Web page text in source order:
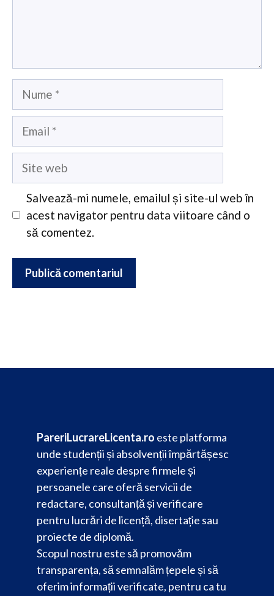
web
Salvează-mi numele, emailul și site-ul web în
acest navigator pentru data viitoare când o
să comentez.
PareriLucrareLicenta.ro este platforma
unde studenții și absolvenții împărtășesc
experiențe reale despre firmele și
persoanele care oferă servicii de
redactare, consultanță și verificare
pentru lucrări de licență, disertație sau
proiecte de diplomă.
Scopul nostru este să promovăm
transparența, să semnalăm țepele și să
oferim informații verificate, pentru ca tu